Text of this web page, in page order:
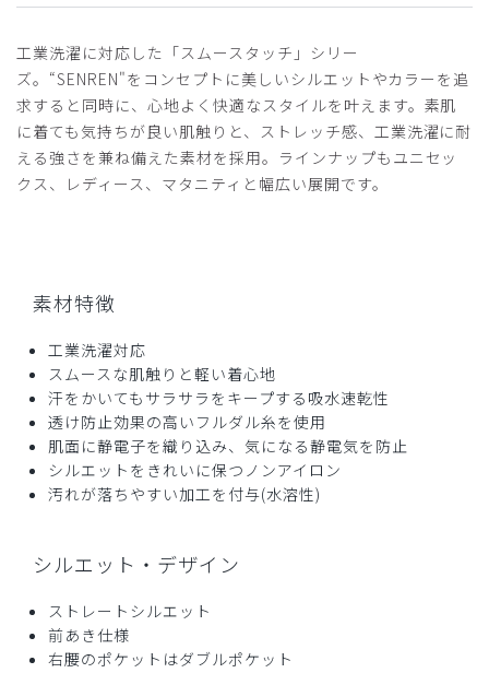
工業洗濯に対応した「スムースタッチ」シリー
ズ。“SENREN"をコンセプトに美しいシルエットやカラーを追
求すると同時に、心地よく快適なスタイルを叶えます。素肌
に着ても気持ちが良い肌触りと、ストレッチ感、工業洗濯に耐
える強さを兼ね備えた素材を採用。ラインナップもユニセッ
クス、レディース、マタニティと幅広い展開です。
素材特徴
工業洗濯対応
スムースな肌触りと軽い着心地
汗をかいてもサラサラをキープする吸水速乾性
透け防止効果の高いフルダル糸を使用
肌面に静電子を織り込み、気になる静電気を防止
シルエットをきれいに保つノンアイロン
汚れが落ちやすい加工を付与(水溶性)
シルエット・デザイン
ストレートシルエット
前あき仕様
右腰のポケットはダブルポケット